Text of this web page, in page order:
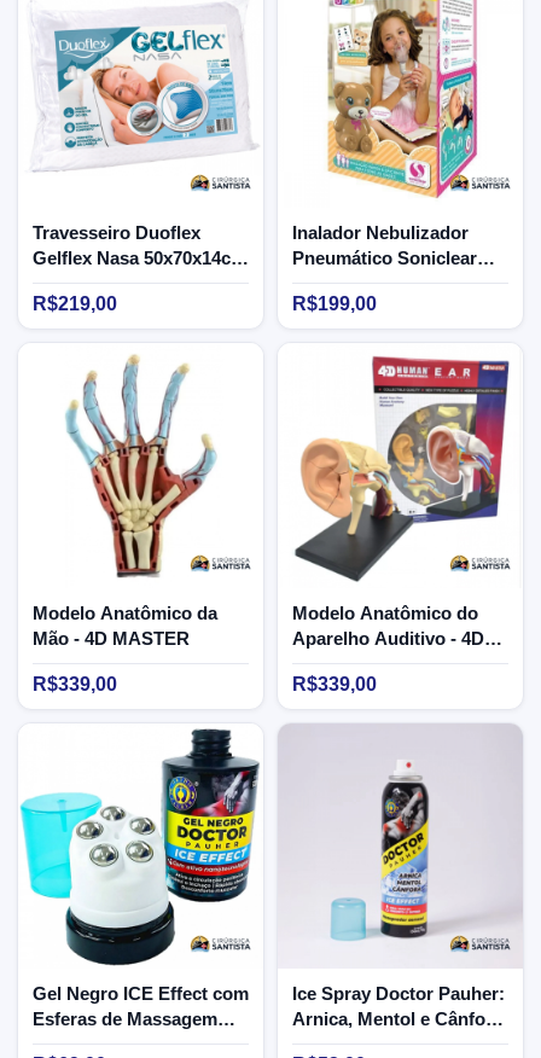
Travesseiro Duoflex
Gelflex Nasa 50x70x14cm
- GN1101
R$219,00
Inalador Nebulizador
Pneumático Soniclear
Ursinho UPPY
R$199,00
Modelo Anatômico da
Mão - 4D MASTER
R$339,00
Modelo Anatômico do
Aparelho Auditivo - 4D
MASTER
R$339,00
Gel Negro ICE Effect com
Esferas de Massagem
120g - CM601 - Ortho
Ice Spray Doctor Pauher:
Arnica, Mentol e Cânfora
- 150ml - CM 631